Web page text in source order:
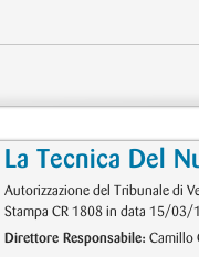
La Tecnica Del
Autorizzazione del Tribunale di
Stampa CR 1808 in data 15/03/
Direttore Responsabile: Camillo